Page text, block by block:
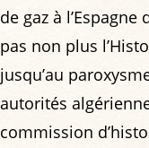
de gaz à
pas non plus
jusqu’au
autorités
commission